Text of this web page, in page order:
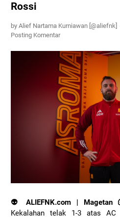
Rossi
by Alief Nartama Kurniawan [@aliefnk]
Posting Komentar
👽 ALIEFNK.com |
Kekalahan telak 1-3 atas